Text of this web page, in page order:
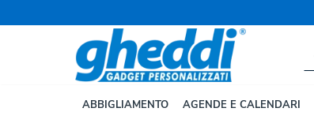
ABBIGLIAMENTO AGENDE E CALENDARI